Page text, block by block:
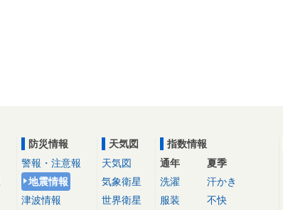
防災情報
警報・注意報
地震情報
津波情報
天気図
天気図
気象衛星
世界衛星
指数情報
通年
洗濯
服装
夏季
汗かき
不快